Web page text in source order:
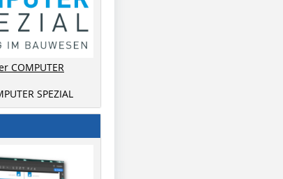
COMPUTER
SPEZIAL